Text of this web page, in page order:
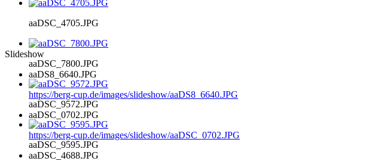
aaDSC_4705.JPG
aaDSC_7800.JPG
aaDSC_9572.JPG
aaDSC_9595.JPG
Slideshow
aaDS8_6640.JPG
https://berg-cup.de/images/slideshow/aaDS8_6640.JPG
aaDSC_0702.JPG
https://berg-cup.de/images/slideshow/aaDSC_0702.JPG
aaDSC_4688.JPG